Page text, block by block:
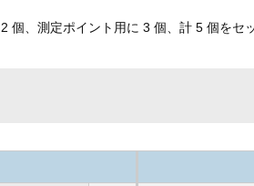
個、測定ポイント用に 3 個、計 5 個をセ